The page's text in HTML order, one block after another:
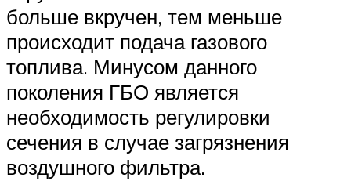
больше вкручен, тем меньше
происходит подача газового
топлива. Минусом данного
поколения ГБО является
необходимость регулировки
сечения в случае загрязнения
воздушного фильтра.